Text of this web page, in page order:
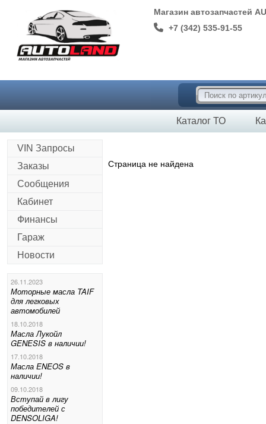
Магазин автозапчастей
+7 (342) 535-91-55
Каталог ТО
VIN Запросы
Заказы
Сообщения
Кабинет
Финансы
Гараж
Новости
26.11.2023
Моторные масла TAIF
для легковых
автомобилей
18.10.2018
Масла Лукойл
GENESIS в наличии!
17.10.2018
Масла ENEOS в
наличии!
09.10.2018
Вступай в лигу
победителей с
DENSOLIGA!
Страница не найдена